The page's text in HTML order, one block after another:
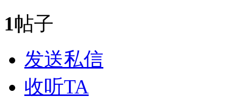
1帖子
发送私信
收听TA